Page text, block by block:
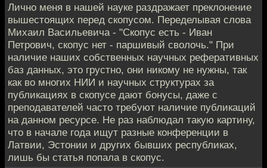
Лично меня в нашей науке раздражает преклонение
вышестоящих перед скопусом. Переделывая слова
Михаил Васильевича - "Скопус есть - Иван
Петрович, скопус нет - паршивый сволочь." При
наличие наших собственных научных реферативных
баз данных, это грустно, они никому не нужны, так
как во многих НИИ и научных структурах за
публикациях в скопусе дают бонусы, даже с
преподавателей часто требуют наличие публикаций
на данном ресурсе. Не раз наблюдал такую картину,
что в начале года ищут разные конференции в
Латвии, Эстонии и других бывших республиках,
лишь бы статья попала в скопус.